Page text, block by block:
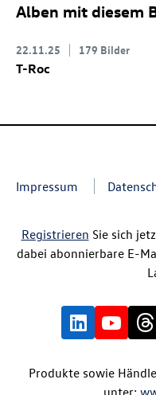
Alben mit diesem
22.11.25 179 Bilder
T-Roc
Impressum
Registrieren Sie sich
dabei abonnierbare E-
Produkte sowie